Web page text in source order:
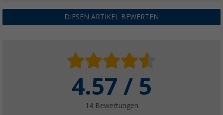
DIESEN ARTIKEL BEWERTEN
4.57 / 5
14 Bewertungen